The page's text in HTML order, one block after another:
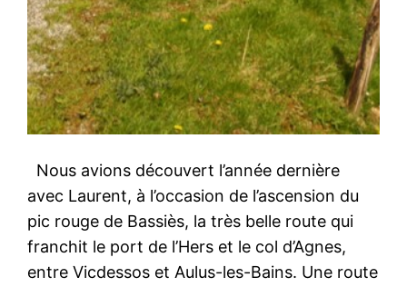
Nous avions découvert l’année dernière
avec Laurent, à l’occasion de l’ascension du
pic rouge de Bassiès, la très belle route qui
franchit le port de l’Hers et le col d’Agnes,
entre Vicdessos et Aulus-les-Bains. Une route